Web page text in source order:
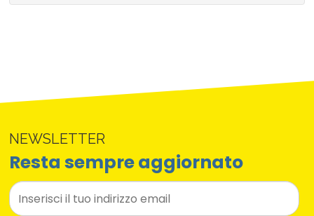
NEWSLETTER
Resta sempre aggiornato